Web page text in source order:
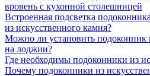
вровень с кухонной столешницей
Встроенная подсветка
из искусственного камня?
Можно ли установить подоконник
на лоджии?
Где необходимы подоконники из
Почему подоконники из